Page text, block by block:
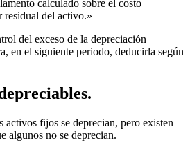
calculado sobre el costo
residual del activo.»
del exceso de la depreciación
en el siguiente periodo, deducirla según
activos fijos se deprecian, pero existen
algunos no se deprecian.